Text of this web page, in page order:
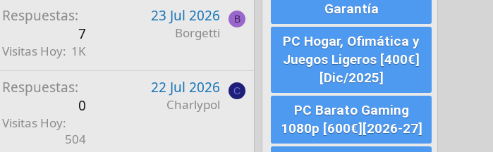
Respuestas
7
Visitas Hoy 1K
23 Jul 2026
Borgetti
B
Respuestas
0
Visitas Hoy
504
22 Jul 2026
Charlypol
C
Garantía
PC Hogar, Ofimática y
Juegos Ligeros [400€]
[Dic/2025]
PC Barato Gaming
1080p [600€][2026-27]